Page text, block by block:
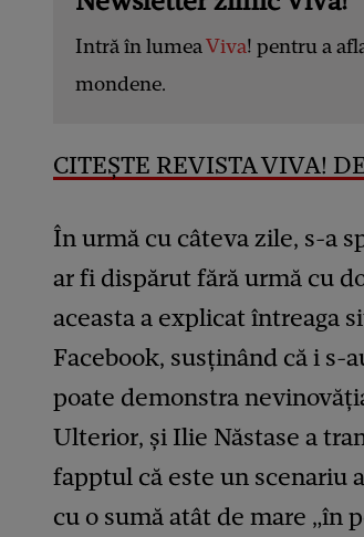
Intră în lumeaViva! pentru a
mondene.
CITEȘTE REVISTA VIVA!
În urmă cu câteva zile, s-a
ar fi dispărut fără urmă cu
aceasta a explicat întreaga
Facebook, susținând că i s-
poate demonstra
Ulterior, și Ilie Năstase a
fapptul că este un scenariu
cu o sumă atât de mare „în